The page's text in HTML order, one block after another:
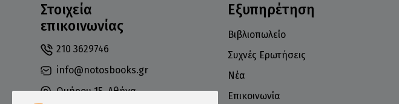
Στοιχεία
επικοινωνίας
210 3629746
info@notosbooks.gr
Ομήρου 15, Αθήνα
Εξυπηρέτηση
Βιβλιοπωλείο
Συχνές Ερωτήσεις
Νέα
Επικοινωνία